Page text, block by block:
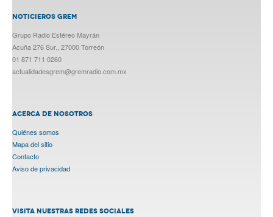
NOTICIEROS GREM
Grupo Radio Estéreo Mayrán
Acuña 276 Sur., 27000 Torreón
01 871 711 0260
actualidadesgrem@gremradio.com.mx
ACERCA DE NOSOTROS
Quiénes somos
Mapa del sitio
Contacto
Aviso de privacidad
VISITA NUESTRAS REDES SOCIALES